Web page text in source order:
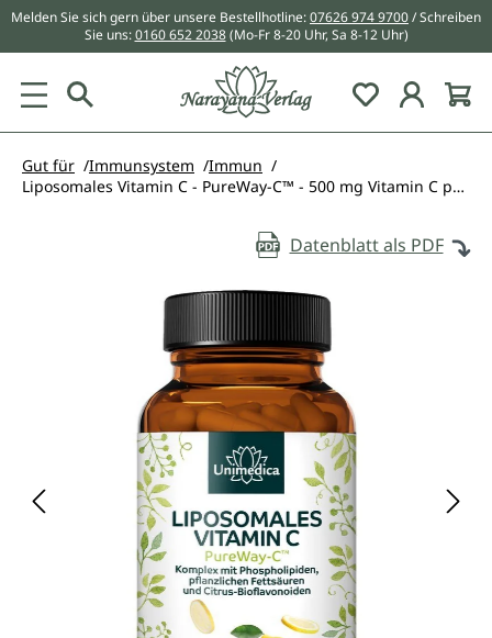
springen
Melden Sie sich gern über unsere Bestellhotline:07626 974 9700/ Schreiben
Sie uns:0160 652 2038 (Mo-Fr 8-20 Uhr, Sa 8-12 Uhr)
Du hast 0
Gut für Immunsystem
Immun
Liposomales Vitamin C - PureWay-C™ - 500 mg Vitamin C pro Tagesdosis (1 Kapsel) - 100 Kapseln - von Unimedica
Datenblatt als PDF
Bildergalerie überspringen